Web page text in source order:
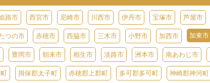
路市 西宮市 尼崎市 川西市 伊丹市 宝塚市 芦屋市
つの市 赤穂市 西脇市 三木市 小野市 加西市 加東市
豊岡市 朝来市 相生市 淡路市 洲本市 南あわじ市
揖保郡太子町 赤穂郡上郡町 多可郡多可町 神崎郡神河町